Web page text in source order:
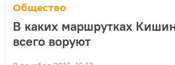
Общество
В каких маршрутках
всего воруют